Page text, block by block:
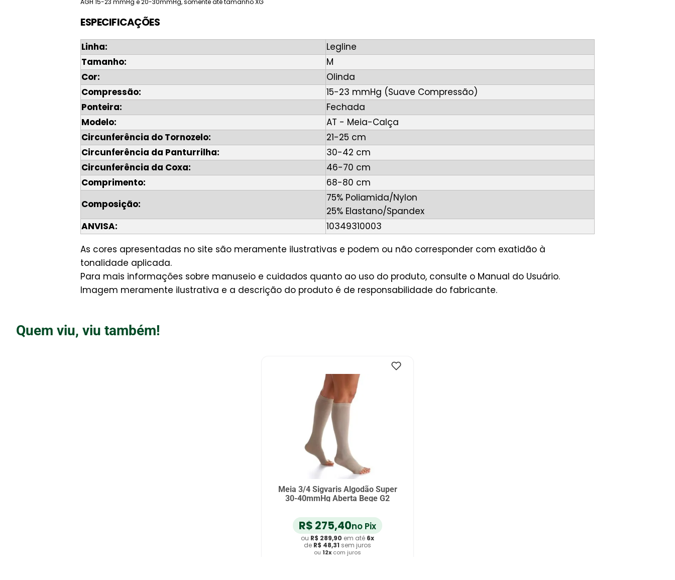
ESPECIFICAÇÕES
Linha:
Legline
Tamanho:
M
Cor:
Olinda
Compressão:
15-23 mmHg (Suave Compressão)
Ponteira:
Fechada
Modelo:
AT - Meia-Calça
Circunferência do Tornozelo:
21-25 cm
Circunferência da Panturrilha:
30-42 cm
Circunferência da Coxa:
46-70 cm
Comprimento:
68-80 cm
Composição:
75% Poliamida/Nylon
25% Elastano/Spandex
ANVISA:
10349310003
As cores apresentadas no site são meramente ilustrativas e podem ou não corresponder com exatidão à
tonalidade aplicada.
Para mais informações sobre manuseio e cuidados quanto ao uso do produto, consulte o Manual do Usuário.
Imagem meramente ilustrativa e a descrição do produto é de responsabilidade do fabricante.
Quem viu, viu também!
Meia 3/4 Sigvaris Algodão Super
30-40mmHg Aberta Bege G2
R$ 275,40no Pix
ou R$ 289,90 em até 6x
de R$ 48,31 sem juros
ou 12x com juros